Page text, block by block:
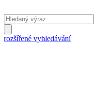
rozšířené vyhledávání